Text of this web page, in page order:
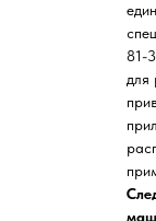
81-
для